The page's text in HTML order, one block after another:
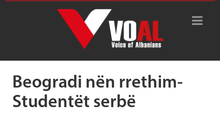
Tag Archive: protesta e
Beogradi nën rrethim-
Studentët serbë